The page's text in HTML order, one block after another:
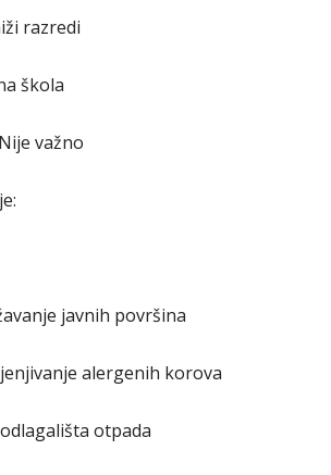
razredi
škola
važno
javnih površina
alergenih korova
otpada